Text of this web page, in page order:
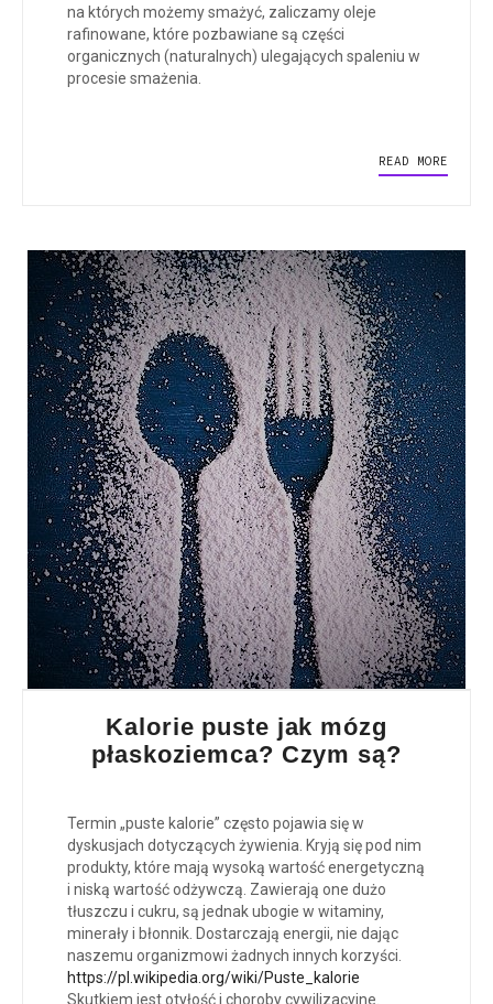
na których możemy smażyć, zaliczamy oleje
rafinowane, które pozbawiane są części
organicznych (naturalnych) ulegających spaleniu w
procesie smażenia.
READ MORE
Kalorie puste jak mózg
płaskoziemca? Czym są?
Termin „puste kalorie” często pojawia się w
dyskusjach dotyczących żywienia. Kryją się pod nim
produkty, które mają wysoką wartość energetyczną
i niską wartość odżywczą. Zawierają one dużo
tłuszczu i cukru, są jednak ubogie w witaminy,
minerały i błonnik. Dostarczają energii, nie dając
naszemu organizmowi żadnych innych korzyści.
https://pl.wikipedia.org/wiki/Puste_kalorie
Skutkiem jest otyłość i choroby cywilizacyjne.